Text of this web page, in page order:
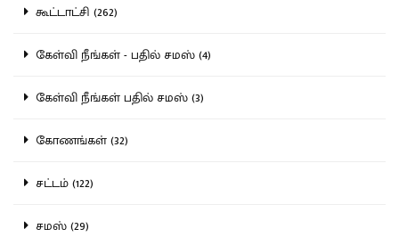
கூட்டாட்சி (262)
கேள்வி நீங்கள் - பதில் சமஸ் (4)
கேள்வி நீங்கள் பதில் சமஸ் (3)
கோணங்கள் (32)
சட்டம் (122)
சமஸ் (29)